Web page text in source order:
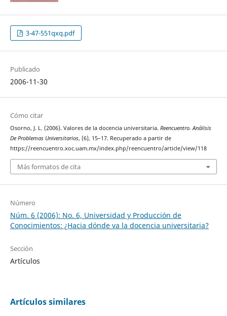
3-47-551qxq.pdf
Publicado
2006-11-30
Cómo citar
Osorno, J. L. (2006). Valores de la docencia universitaria. Reencuentro. Análisis
De Problemas Universitarios, (6), 15–17. Recuperado a partir de
https://reencuentro.xoc.uam.mx/index.php/reencuentro/article/view/118
Más formatos de cita
Número
Núm. 6 (2006): No. 6, Universidad y Producción de
Conocimientos: ¿Hacia dónde va la docencia universitaria?
Sección
Artículos
Artículos similares